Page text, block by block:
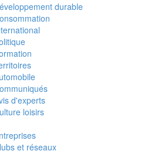
durable
d'experts
loisirs
et réseaux